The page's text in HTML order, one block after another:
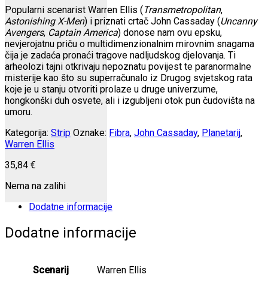
Popularni scenarist Warren Ellis (Transmetropolitan,
Astonishing X-Men) i priznati crtač John Cassaday (Uncanny
Avengers, Captain America) donose nam ovu epsku,
nevjerojatnu priču o multidimenzionalnim mirovnim snagama
čija je zadaća pronaći tragove nadljudskog djelovanja. Ti
arheolozi tajni otkrivaju nepoznatu povijest te paranormalne
misterije kao što su superračunalo iz Drugog svjetskog rata
koje je u stanju otvoriti prolaze u druge univerzume,
hongkonški duh osvete, ali i izgubljeni otok pun čudovišta na
umoru.
Kategorija: Strip Oznake: Fibra, John Cassaday, Planetarij,
Warren Ellis
35,84 €
Nema na zalihi
Dodatne informacije
Dodatne informacije
Scenarij Warren Ellis